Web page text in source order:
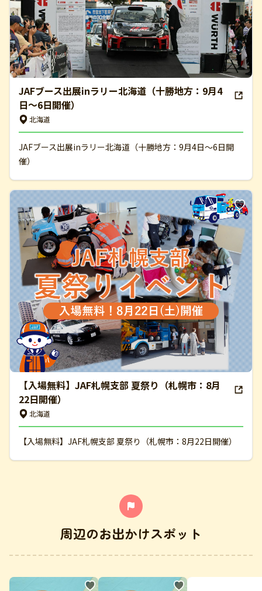
JAFブース出展inラリー北海道（十勝地方：9月4
日～6日開催）
北海道
JAFブース出展inラリー北海道（十勝地方：9月4日～6日開
催）
【入場無料】JAF札幌支部 夏祭り（札幌市：8月
22日開催）
北海道
【入場無料】JAF札幌支部 夏祭り（札幌市：8月22日開催）
周辺のお出かけスポット